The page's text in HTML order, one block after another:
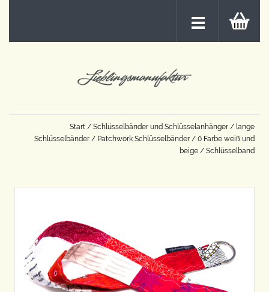
Start / Schlüsselbänder und Schlüsselanhänger / lange
Schlüsselbänder / Patchwork Schlüsselbänder / 0 Farbe weiß und
beige / Schlüsselband